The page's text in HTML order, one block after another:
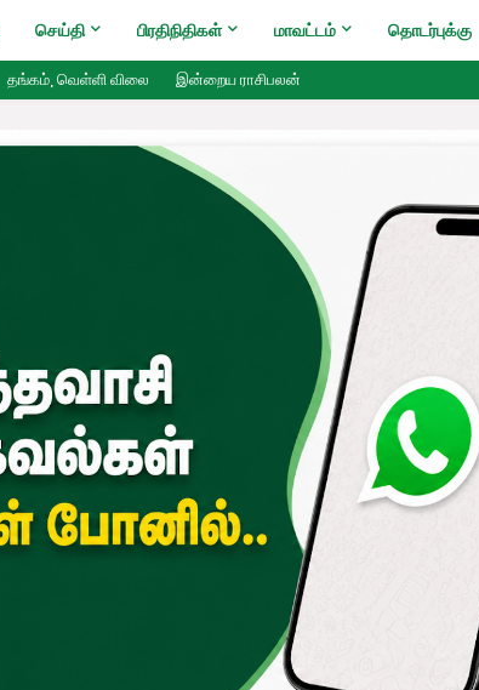
செய்தி பிரதிநிதிகள் மாவட்டம் தொடர்புக்கு
தங்கம், வெள்ளி விலை இன்றைய ராசிபலன்